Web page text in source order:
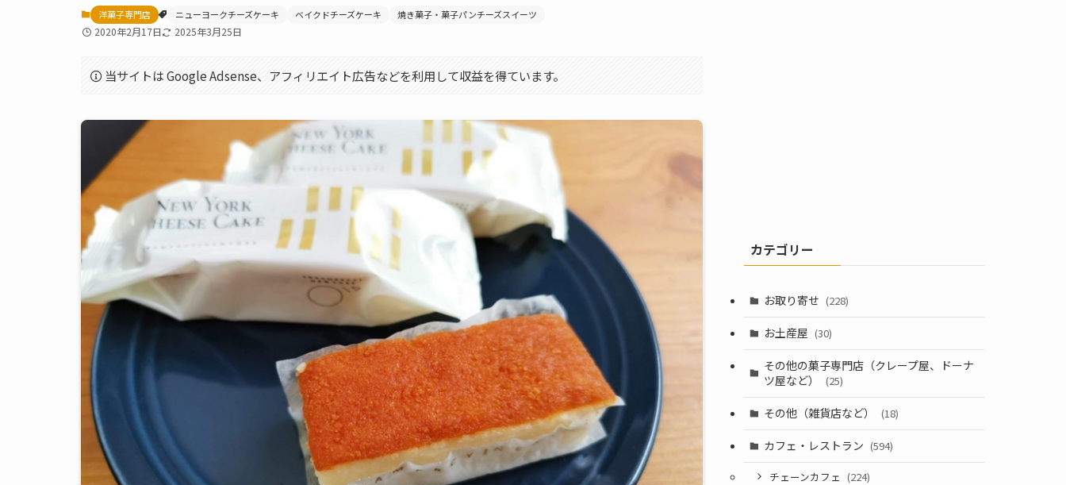
洋菓子専門店 ニューヨークチーズケーキ ベイクドチーズケーキ 焼き菓子・菓子パンチーズスイーツ
2020年2月17日 2025年3月25日
当サイトは Google Adsense、アフィリエイト広告などを利用して収益を得ています。
カテゴリー
お取り寄せ (228)
お土産屋 (30)
その他の菓子専門店（クレープ屋、ドーナ
ツ屋など）
(25)
その他（雑貨店など） (18)
カフェ・レストラン (594)
チェーンカフェ (224)